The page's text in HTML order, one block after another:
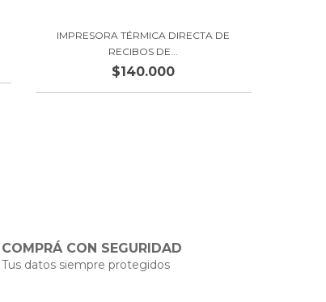
IMPRESORA TÉRMICA DIRECTA DE
RECIBOS DE...
$140.000
COMPRÁ CON SEGURIDAD
Tus datos siempre protegidos